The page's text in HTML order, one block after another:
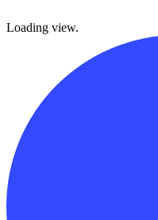
Loading view.